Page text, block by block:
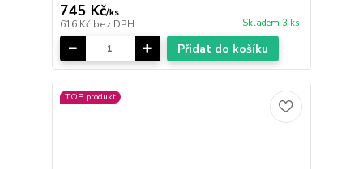
745 Kč/ks
616 Kč bez DPH Skladem 3 ks
Přidat do košíku
TOP produkt